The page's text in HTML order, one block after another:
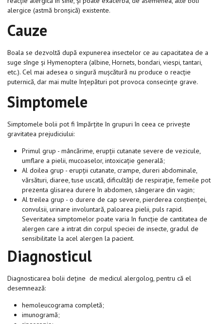
alergice (astmă bronșică) existente.
Cauze
Boala se dezvoltă după expunerea insectelor ce au capacitatea de a
suge sînge și Hymenoptera (albine, Hornets, bondari, viespi, tantari,
etc.). Cel mai adesea o singură mușcătură nu produce o reacție
puternică, dar mai multe înțepături pot provoca consecințe grave.
Simptomele
Simptomele bolii pot fi împărțite în grupuri în ceea ce privește
gravitatea prejudiciului:
Primul grup - mâncărime, erupții cutanate severe de vezicule,
umflare a pielii, mucoaselor, intoxicație generală;
Al doilea grup - erupții cutanate, crampe, dureri abdominale,
vărsături, diaree, tuse uscată, dificultăți de respirație, femeile pot
prezenta glisarea durere în abdomen, sângerare din vagin;
Al treilea grup - o durere de cap severe, pierderea conștienței,
convulsii, urinare involuntară, paloarea pielii, puls rapid.
Severitatea simptomelor poate varia în funcție de cantitatea de
alergen care a intrat din corpul speciei de insecte, gradul de
sensibilitate la acel alergen la pacient.
Diagnosticul
Diagnosticarea bolii deține de medicul alergolog, pentru că el
desemnează:
hemoleucograma completă;
imunogramă;